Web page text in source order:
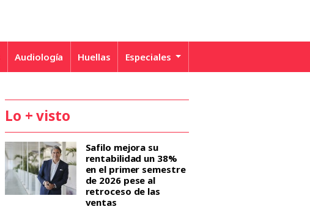
Audiología Huellas Especiales
Lo + visto
Safilo mejora su
rentabilidad un 38%
en el primer semestre
de 2026 pese al
retroceso de las
ventas